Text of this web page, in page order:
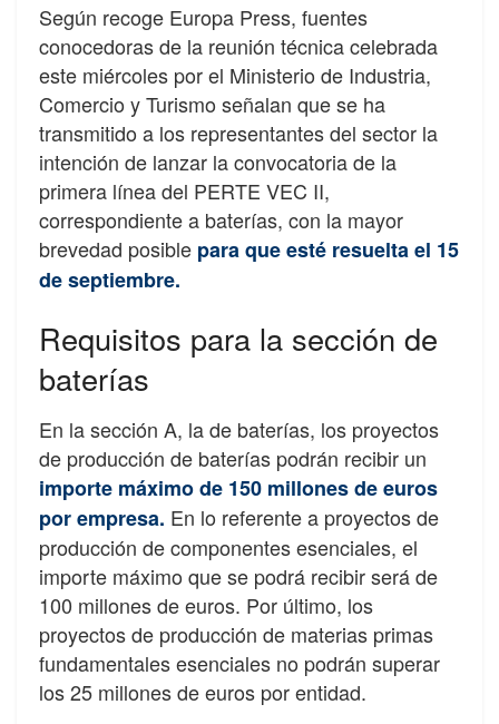
Según recoge Europa Press, fuentes
conocedoras de la reunión técnica celebrada
este miércoles por el Ministerio de Industria,
Comercio y Turismo señalan que se ha
transmitido a los representantes del sector la
intención de lanzar la convocatoria de la
primera línea del PERTE VEC II,
correspondiente a baterías, con la mayor
brevedad posible para que esté resuelta el 15
de septiembre.
Requisitos para la sección de
baterías
En la sección A, la de baterías, los proyectos
de producción de baterías podrán recibir un
importe máximo de 150 millones de euros
por empresa. En lo referente a proyectos de
producción de componentes esenciales, el
importe máximo que se podrá recibir será de
100 millones de euros. Por último, los
proyectos de producción de materias primas
fundamentales esenciales no podrán superar
los 25 millones de euros por entidad.